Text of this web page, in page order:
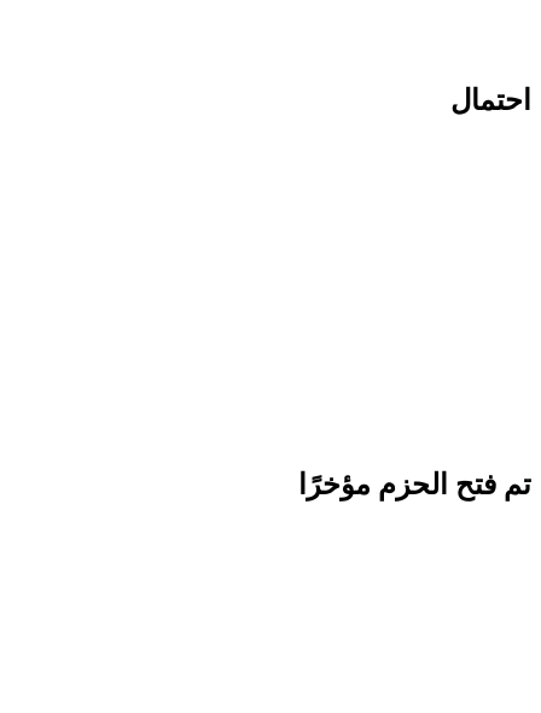
احتمال
تم فتح الحزم مؤخرًا